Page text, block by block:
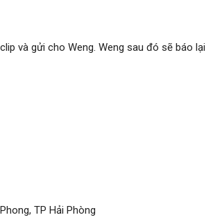
và gửi cho Weng. Weng sau đó sẽ báo lại
TP Hải Phòng